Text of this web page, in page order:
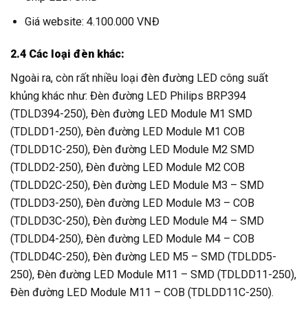
Giá website: 4.100.000 VNĐ
2.4 Các loại đèn khác:
Ngoài ra, còn rất nhiều loại đèn đường LED công suất
khủng khác như: Đèn đường LED Philips BRP394
(TDLD394-250), Đèn đường LED Module M1 SMD
(TDLDD1-250), Đèn đường LED Module M1 COB
(TDLDD1C-250), Đèn đường LED Module M2 SMD
(TDLDD2-250), Đèn đường LED Module M2 COB
(TDLDD2C-250), Đèn đường LED Module M3 – SMD
(TDLDD3-250), Đèn đường LED Module M3 – COB
(TDLDD3C-250), Đèn đường LED Module M4 – SMD
(TDLDD4-250), Đèn đường LED Module M4 – COB
(TDLDD4C-250), Đèn đường LED M5 – SMD (TDLDD5-
250), Đèn đường LED Module M11 – SMD (TDLDD11-250),
Đèn đường LED Module M11 – COB (TDLDD11C-250).